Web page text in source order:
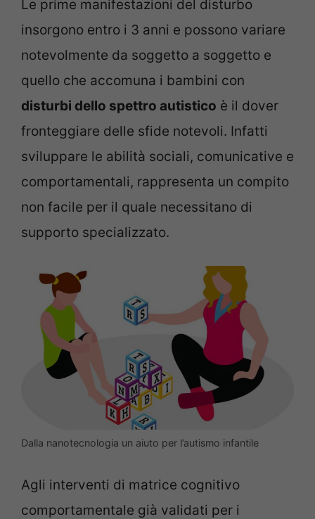
Le prime manifestazioni del disturbo
insorgono entro i 3 anni e possono variare
notevolmente da soggetto a soggetto e
quello che accomuna i bambini con
disturbi dello spettro autistico è il dover
fronteggiare delle sfide notevoli. Infatti
sviluppare le abilità sociali, comunicative e
comportamentali, rappresenta un compito
non facile per il quale necessitano di
supporto specializzato.
Dalla nanotecnologia un aiuto per l’autismo infantile
Agli interventi di matrice cognitivo
comportamentale già validati per i